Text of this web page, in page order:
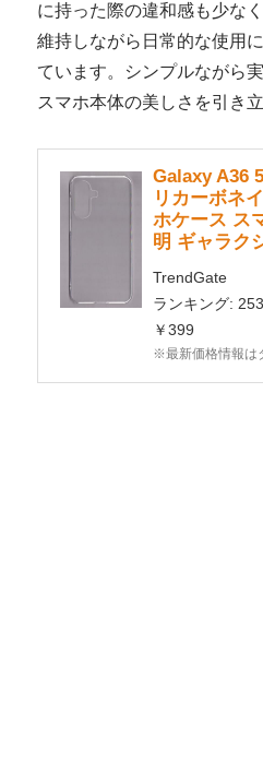
に持った際の違和感も少な
維持しながら日常的な使用
ています。シンプルながら
スマホ本体の美しさを引き立
Galaxy A36
リカーボネ
ホケース ス
明 ギャラク
TrendGate
ランキング:
￥399
※最新価格情報は